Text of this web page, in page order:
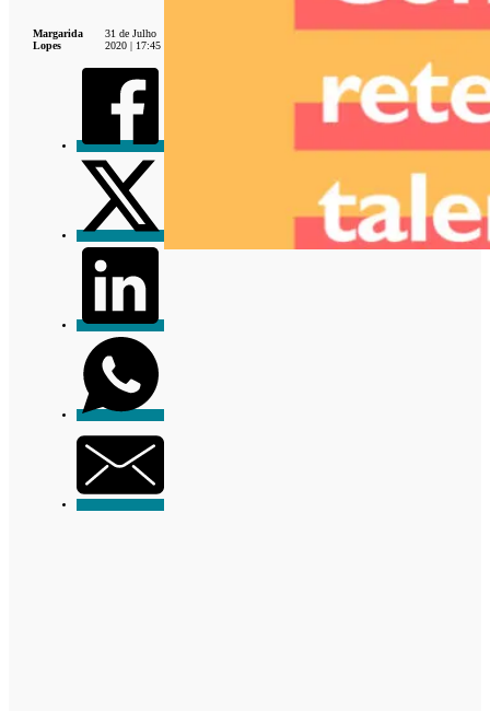
Margarida
Lopes
31 de Julho
2020 | 17:45